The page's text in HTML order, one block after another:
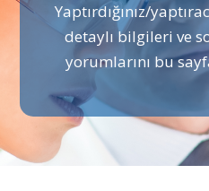
Yaptırdığınız/
detaylı bilgileri ve
yorumlarını bu